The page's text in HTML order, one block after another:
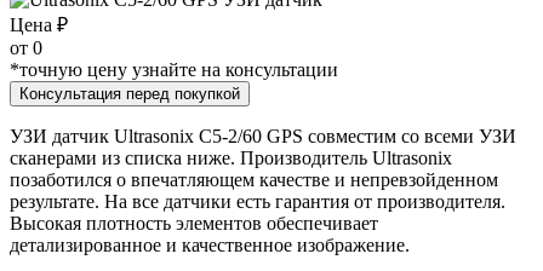
Цена ₽
от 0
*точную цену узнайте на консультации
Консультация перед покупкой
УЗИ датчик Ultrasonix С5-2/60 GPS совместим со всеми УЗИ
сканерами из списка ниже. Производитель Ultrasonix
позаботился о впечатляющем качестве и непревзойденном
результате. На все датчики есть гарантия от производителя.
Высокая плотность элементов обеспечивает
детализированное и качественное изображение.